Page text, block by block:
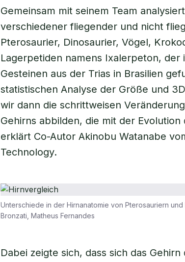
Gemeinsam mit seinem Team
verschiedener fliegender und nicht
Pterosaurier, Dinosaurier, Vögel,
Lagerpetiden namens Ixalerpeton,
Gesteinen aus der Trias in Brasilien
statistischen Analyse der Größe und
wir dann die schrittweisen
Gehirns abbilden, die mit der Evolution
erklärt Co-Autor Akinobu Watanabe
Technology.
Unterschiede in der Hirnanatomie von Pterosauriern
Bronzati, Matheus Fernandes
Dabei zeigte sich, dass sich das